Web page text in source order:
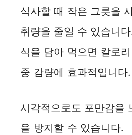
식사할 때 작은 그릇을
취량을 줄일 수 있습니
식을 담아 먹으면 칼로
중 감량에 효과적입니다.
시각적으로도 포만감을
을 방지할 수 있습니다.